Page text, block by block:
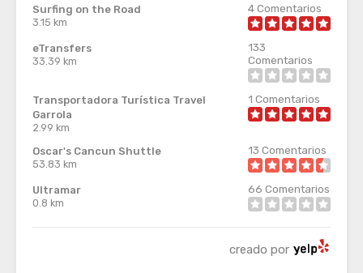
Surfing on the Road
3.15 km
4Comentarios
eTransfers
33.39 km
133
Comentarios
Transportadora Turística Travel
Garrola
2.99 km
1 Comentarios
Oscar's Cancun Shuttle
53.83 km
13 Comentarios
Ultramar
0.8 km
66 Comentarios
creado por